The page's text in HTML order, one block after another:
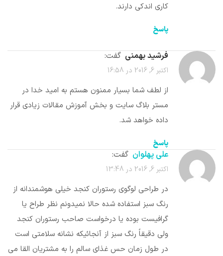
کاری اندکی دارند.
پاسخ
فرشید بهمنی گفت:
اکتبر 6, 2016 در 16:58
از لطف شما بسیار ممنون هستم به امید خدا در
مستر بلاگ سایت و بخش آموزش مقالات زیادی قرار
داده خواهد شد.
پاسخ
علی پهلوان گفت:
اکتبر 6, 2016 در 13:48
در طراحی لوگوی رستوران کنجد خیلی هوشمندانه از
رنگ سبز استفاده شده حالا نمیدونم نظر طراح یا
گرافیست بوده یا درخواست صاحب رستوران کنجد
ولی دقیقاً رنگ سبز از آنجائیکه نشانه سلامتی است
در طول زمان حس غذای سالم را به مشتریان القا می